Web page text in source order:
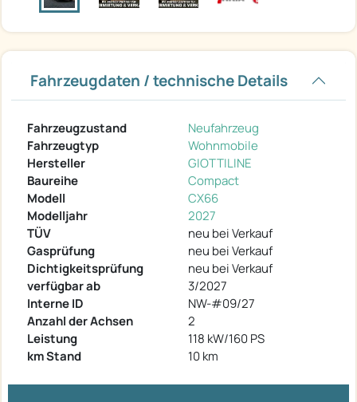
Fahrzeugdaten / technische Details
Fahrzeugzustand
Neufahrzeug
Fahrzeugtyp
Wohnmobile
Hersteller
GIOTTILINE
Baureihe
Compact
Modell
CX66
Modelljahr
2027
TÜV
neu bei Verkauf
Gasprüfung
neu bei Verkauf
Dichtigkeitsprüfung
neu bei Verkauf
verfügbar ab
3/2027
Interne ID
NW-#09/27
Anzahl der Achsen
2
Leistung
118 kW/160 PS
km Stand
10 km